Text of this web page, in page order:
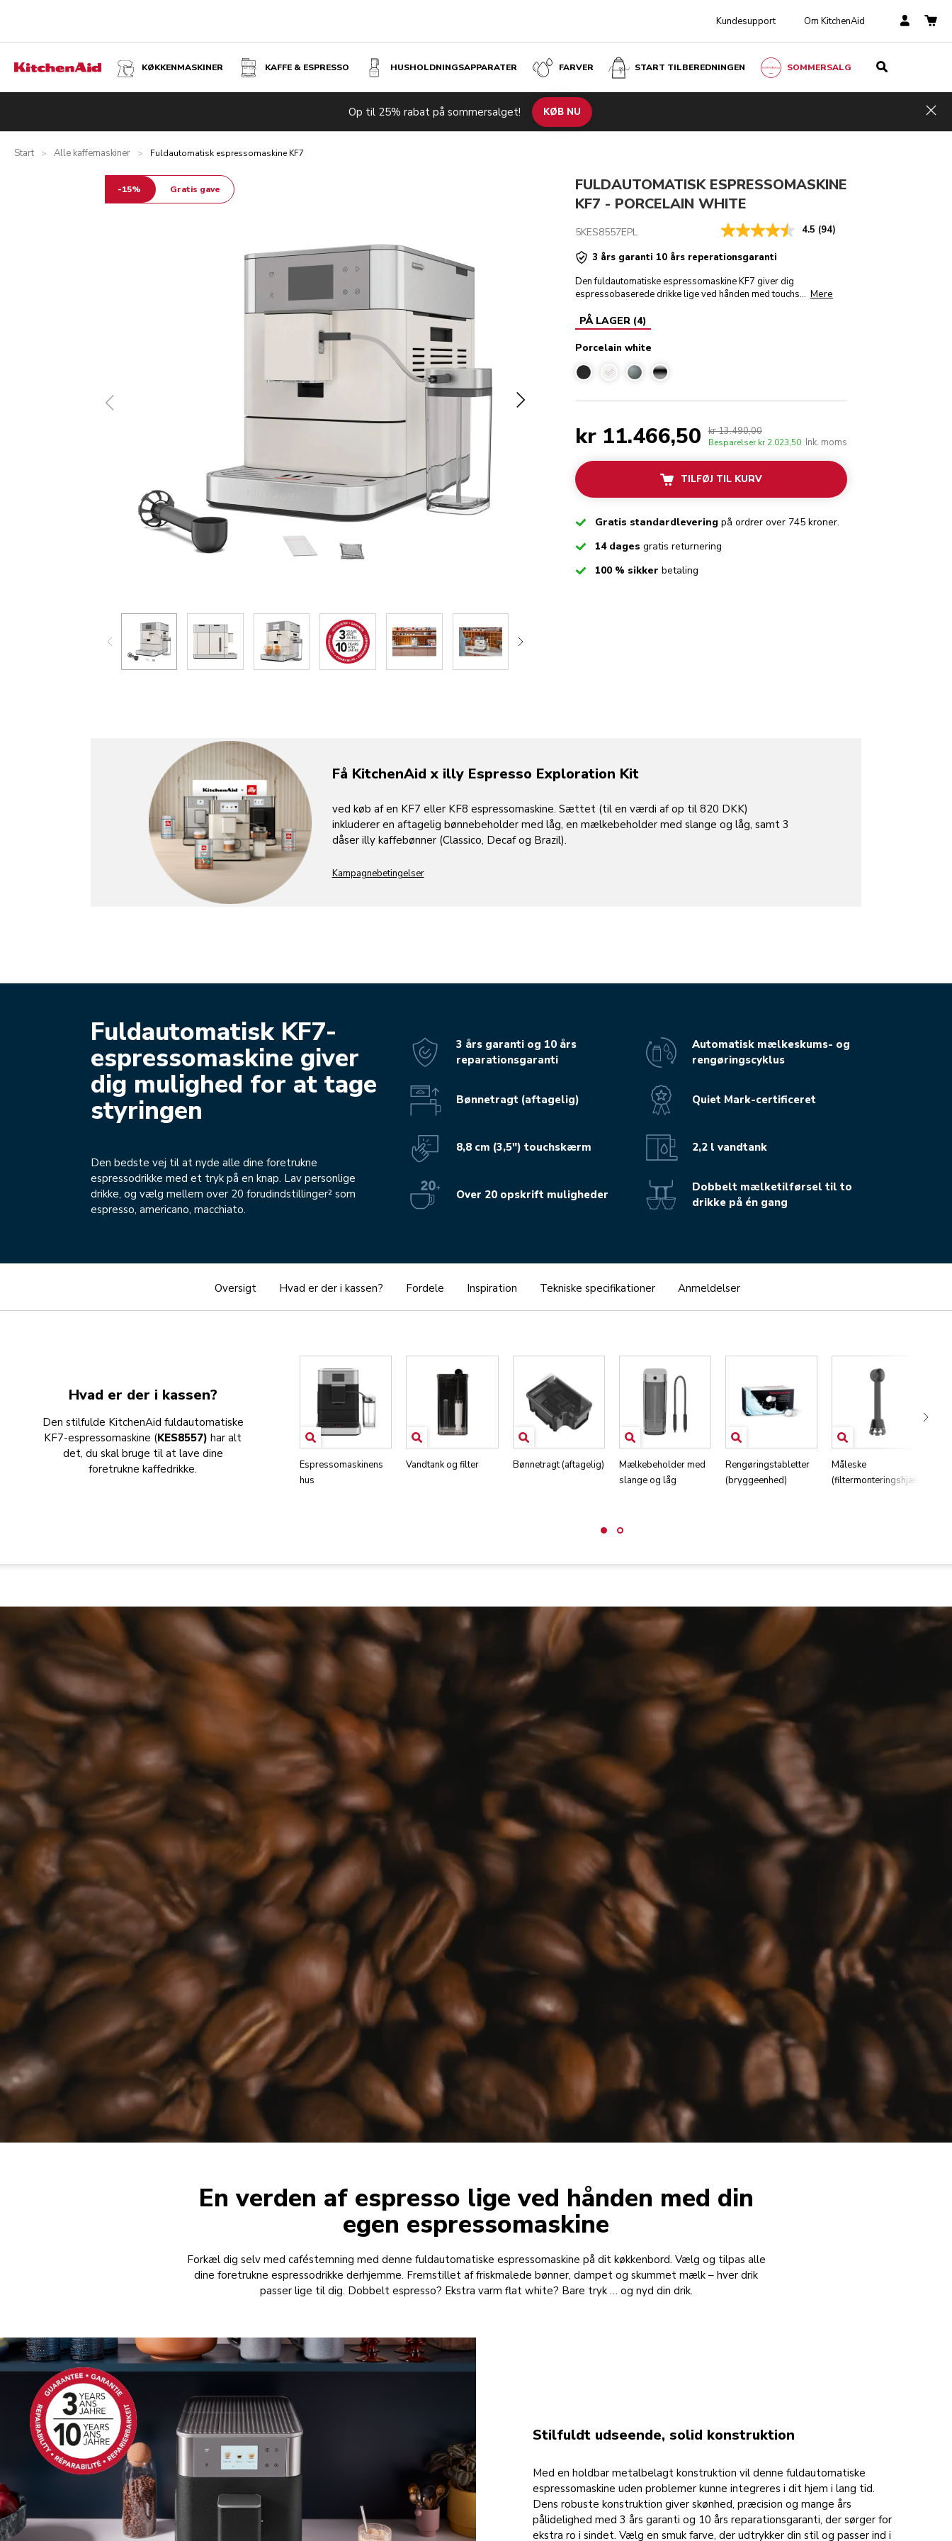
Kundesupport Om KitchenAid
KØKKENMASKINER KAFFE & ESPRESSO HUSHOLDNINGS­APPARATER FARVER START TILBEREDNINGEN SOMMERSALG
Op til 25% rabat på sommersalget! KØB NU
Start > Alle kaffemaskiner > Fuldautomatisk espressomaskine KF7
Tekniske specifikationer Anmeldelser
-15% Gratis gave
FULDAUTOMATISK ESPRESSOMASKINE
KF7 - PORCELAIN WHITE
5KES8557EPL 4.5 (94)
3 års garanti 10 års reperationsgaranti
Den fuldautomatiske espressomaskine KF7 giver dig
espressobaserede drikke lige ved hånden med touchs... Mere
PÅ LAGER(4)
Porcelain white
Porcelain white
kr 11.466,50 kr 13.490,00
Besparelser kr 2.023,50 Ink. moms
TILFØJ TIL KURV
CheckedGratis standardlevering på ordrer over 745 kroner.
Checked14 dages gratis returnering
Checked100 % sikker betaling
Få KitchenAid x illy Espresso Exploration Kit
ved køb af en KF7 eller KF8 espressomaskine. Sættet (til en værdi af op til 820 DKK)
inkluderer en aftagelig bønnebeholder med låg, en mælkebeholder med slange og låg, samt 3
dåser illy kaffebønner (Classico, Decaf og Brazil).
Kampagnebetingelser
Fuldautomatisk KF7-
espressomaskine giver
dig mulighed for at tage
styringen
Den bedste vej til at nyde alle dine foretrukne
espressodrikke med et tryk på en knap. Lav personlige
drikke, og vælg mellem over 20 forudindstillinger² som
espresso, americano, macchiato.
3 års garanti og 10 års
reparationsgaranti
Bønnetragt (aftagelig)
8,8 cm (3,5") touchskærm
Over 20 opskrift muligheder
Automatisk mælkeskums- og
rengøringscyklus
Quiet Mark-certificeret
2,2 l vandtank
Dobbelt mælketilførsel til to
drikke på én gang
Oversigt Hvad er der i kassen? Fordele Inspiration Tekniske specifikationer Anmeldelser
Hvad er der i kassen?
Den stilfulde KitchenAid fuldautomatiske
KF7-espressomaskine (KES8557) har alt
det, du skal bruge til at lave dine
foretrukne kaffedrikke.
Espressomaskinens
hus
Vandtank og filter Bønnetragt (aftagelig)
Mælkebeholder med
slange og låg
Rengøringstabletter
(bryggeenhed)
Måleske
(filtermonteringshjælp)
En verden af espresso lige ved hånden med din
egen espressomaskine
Forkæl dig selv med caféstemning med denne fuldautomatiske espressomaskine på dit køkkenbord. Vælg og tilpas alle
dine foretrukne espressodrikke derhjemme. Fremstillet af friskmalede bønner, dampet og skummet mælk – hver drik
passer lige til dig. Dobbelt espresso? Ekstra varm flat white? Bare tryk … og nyd din drik.
Stilfuldt udseende, solid konstruktion
Med en holdbar metalbelagt konstruktion vil denne fuldautomatiske
espressomaskine uden problemer kunne integreres i dit hjem i lang tid.
Dens robuste konstruktion giver skønhed, præcision og mange års
pålidelighed med 3 års garanti og 10 års reparationsgaranti, der sørger for
ekstra ro i sindet. Vælg en smuk farve, der udtrykker din stil og passer ind i